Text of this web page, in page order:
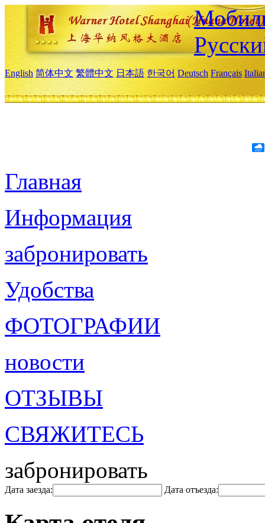
English 简体中文 繁體中文 日本語 한국어 Deutsch Français
Главная
Информация
забронировать
Удобства
ФОТОГРАФИИ
новости
ОТЗЫВЫ
СВЯЖИТЕСЬ
забронировать
Дата заезда: Дата отъезда: